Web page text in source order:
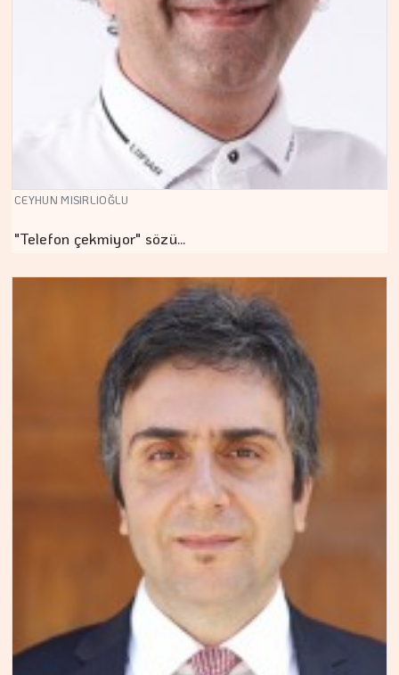
CEYHUN MISIRLIOĞLU
"Telefon çekmiyor" sözü…